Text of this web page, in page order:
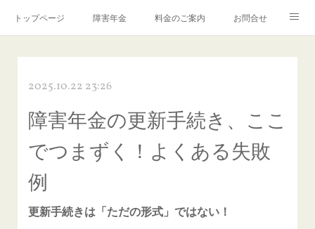
トップページ 障害年金 料金のご案内 お問合せ
2025.10.22 23:26
障害年金の更新手続き、ここ
でつまずく！よくある失敗
例
更新手続きは「ただの形式」ではない！